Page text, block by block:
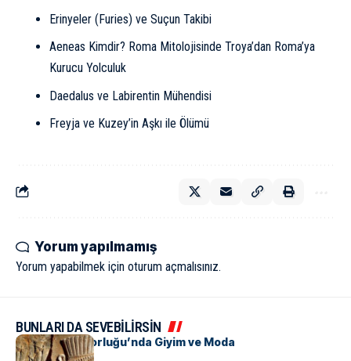
Erinyeler (Furies) ve Suçun Takibi
Aeneas Kimdir? Roma Mitolojisinde Troya’dan Roma’ya
Kurucu Yolculuk
Daedalus ve Labirentin Mühendisi
Freyja ve Kuzey’in Aşkı ile Ölümü
Yorum yapılmamış
Yorum yapabilmek için oturum açmalısınız.
BUNLARI DA SEVEBİLİRSİN
Pers İmparatorluğu’nda Giyim ve Moda